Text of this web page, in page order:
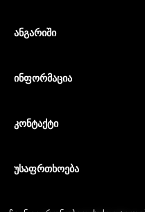
ანგარიში
ინფორმაცია
კონტაქტი
უსაფრთხოება